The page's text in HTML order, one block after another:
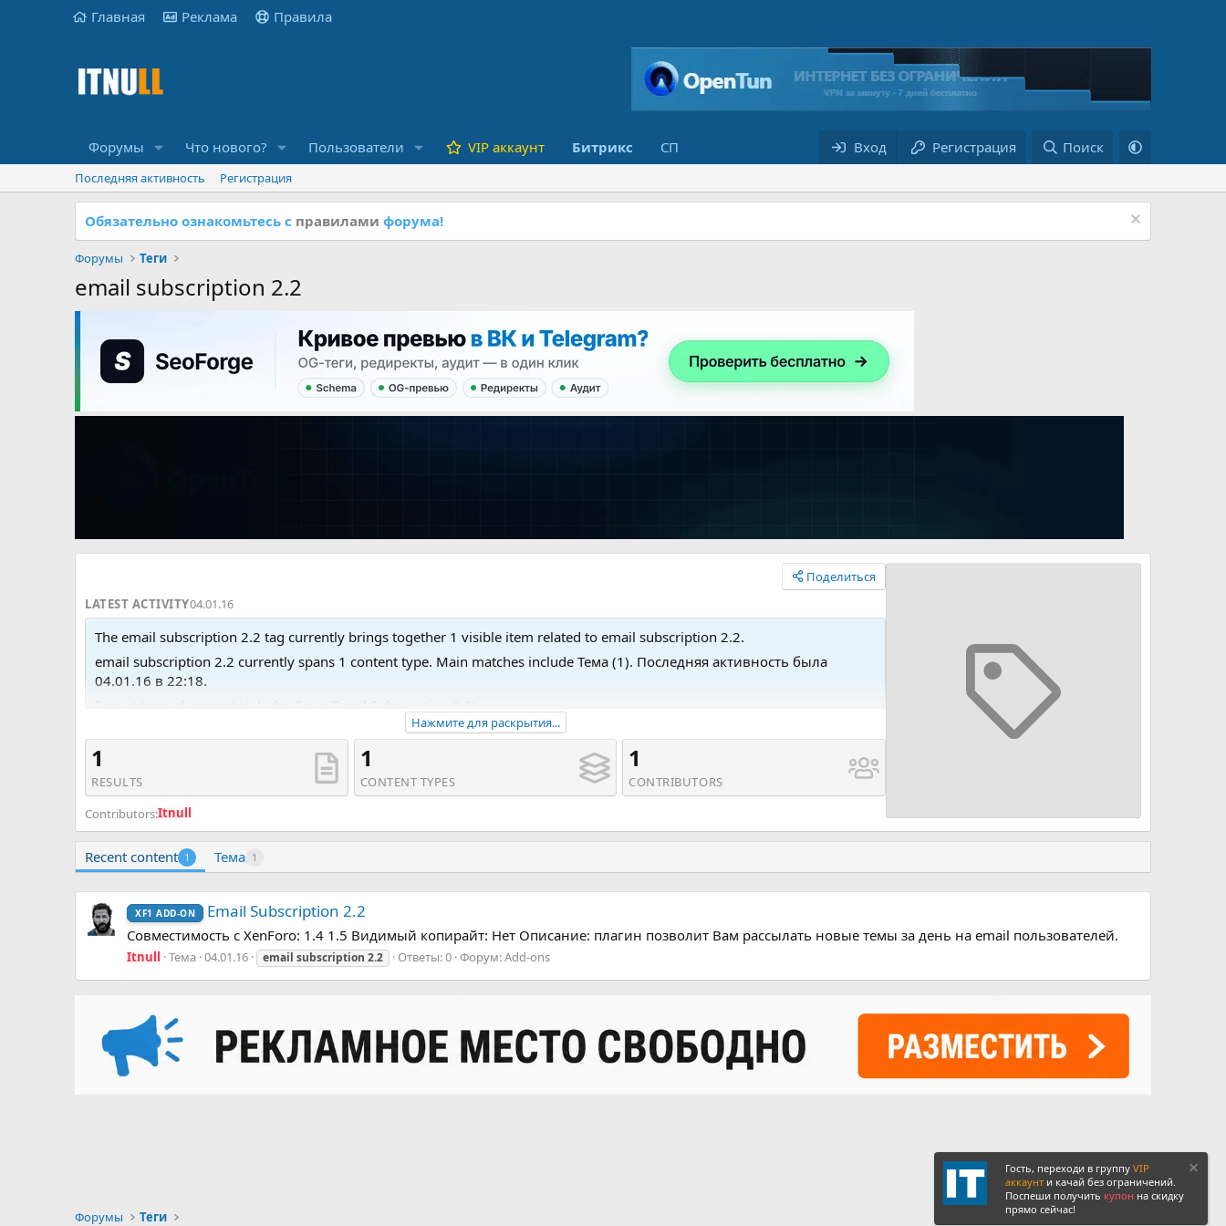
Главная Реклама Правила
Форумы Что нового? Пользователи VIP аккаунт Битрикс СП Вход Регистрация Поиск
Последняя активность Регистрация
Обязательно ознакомьтесь с правилами форума!
Форумы Теги
email subscription 2.2
Поделиться
LATEST ACTIVITY04.01.16
The email subscription 2.2 tag currently brings together 1 visible item related to email subscription 2.2.
email subscription 2.2 currently spans 1 content type. Main matches include Тема (1). Последняя активность была
04.01.16 в 22:18.
Recent tagged content includes Тема 'Email Subscription 2.2'.
Нажмите для раскрытия...
1
RESULTS
1
CONTENT TYPES
1
CONTRIBUTORS
Contributors:Itnull
Recent content 1 Тема 1
XF1 ADD-ON Email Subscription 2.2
Совместимость с XenForo: 1.4 1.5 Видимый копирайт: Нет Описание: плагин позволит Вам рассылать новые темы за день на email пользователей.
Itnull Тема 04.01.16 email subscription 2.2 Ответы: 0 Форум:Add-ons
Форумы Теги
Гость, переходи в группу VIP
аккаунт и качай без ограничений.
Поспеши получить купон на скидку
прямо сейчас!